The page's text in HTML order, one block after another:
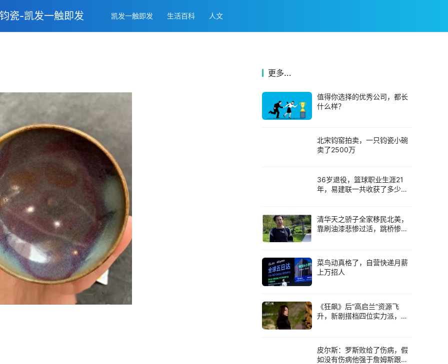
瓷-凯发一触即发 凯发一触即发 生活百科 人文
更多...
值得你选择的优秀公司，都长
什么样？
北宋钧窑拍卖，一只钧瓷小碗
卖了2500万
36岁退役，篮球职业生涯21
年，易建联一共收获了多少薪
清华天之骄子全家移民北美，
靠刷油漆悲惨过活，跳桥惨烈
菜鸟动真格了，自营快递月薪
上万招人
《狂飙》后“高启兰”资源飞
升，新剧搭档四位实力派，太
皮尔斯：罗斯败给了伤病，假
如没有伤病他强于詹姆斯跟科